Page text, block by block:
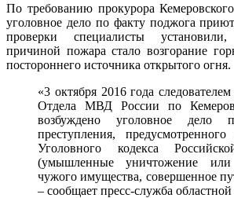
По требованию прокурора
уголовное дело по факту поджога
проверки специалисты
причиной пожара стало возгорание
постороннего источника открытого огня.
«3 октября 2016 года
Отдела МВД России по
возбуждено уголовное дело
преступления,
Уголовного кодекса
(умышленные уничтожение или
чужого имущества, совершенное
– сообщает пресс-служба